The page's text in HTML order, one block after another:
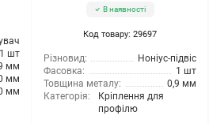
1 шт
мм
мм
мм
В наявності
Код товару: 29697
Різновид:
Ноніус-підвіс
Фасовка:
1 шт
Товщина металу:
0,9 мм
Категорія:
Кріплення для
профілю